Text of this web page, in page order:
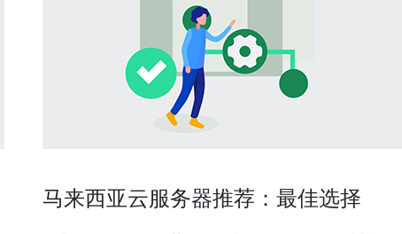
马来西亚云服务器推荐：最佳选择